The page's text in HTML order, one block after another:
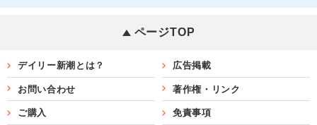
ページTOP
デイリー新潮とは？ 広告掲載
お問い合わせ 著作権・リンク
ご購入 免責事項